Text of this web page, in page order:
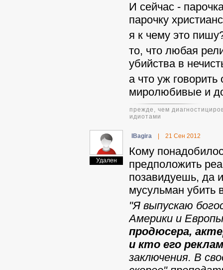
И сейчас -
парочку
я к чему это
то, что любая
убийства в
а что уж
миролюбивые и
прежде, чем
идиотами
Удален
IBagira 21 Сен 2012
Кому
предположить
позавидуешь, да
мусульман убить
"Я выпускаю
Америки и
продюсера,
и кто его
заключения. В